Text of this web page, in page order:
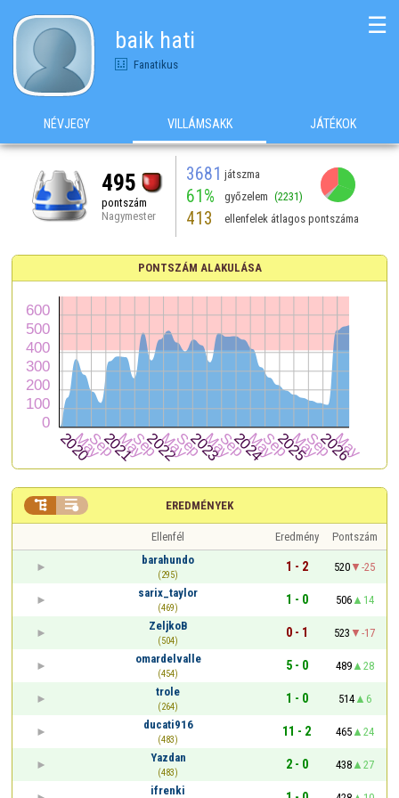
baik hati
Fanatikus
☰
NÉVJEGY VILLÁMSAKK JÁTÉKOK
495
pontszám
Nagymester
3681 játszma
61% győzelem (2231)
413 ellenfelek átlagos pontszáma
PONTSZÁM ALAKULÁSA
EREDMÉNYEK
 
Ellenfél Eredmény
Pontszám
barahundo
(295)
1 - 2 520
-25
sarix_taylor
(469)
1 - 0 506
14
ZeljkoB
(504)
0 - 1 523
-17
omardelvalle
(454)
5 - 0 489
28
trole
(264)
1 - 0 514
6
ducati916
(483)
11 - 2 465
24
Yazdan
(483)
2 - 0 438
27
ifrenki